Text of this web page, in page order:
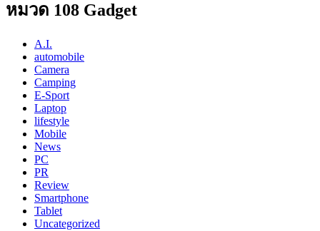
หมวด 108 Gadget
A.I.
automobile
Camera
Camping
E-Sport
Laptop
lifestyle
Mobile
News
PC
PR
Review
Smartphone
Tablet
Uncategorized